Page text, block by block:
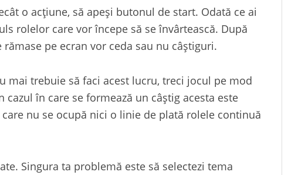
o acțiune, să apeși butonul de start. Odată ce ai
rolelor care vor începe să se învârtească. După
pe ecran vor ceda sau nu câștiguri.
mai trebuie să faci acest lucru, treci jocul pe mod
în care se formează un câștig acesta este
nu se ocupă nici o linie de plată rolele continuă
Singura ta problemă este să selectezi tema